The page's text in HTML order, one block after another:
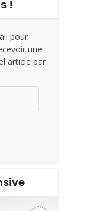
!
pour
une
article par